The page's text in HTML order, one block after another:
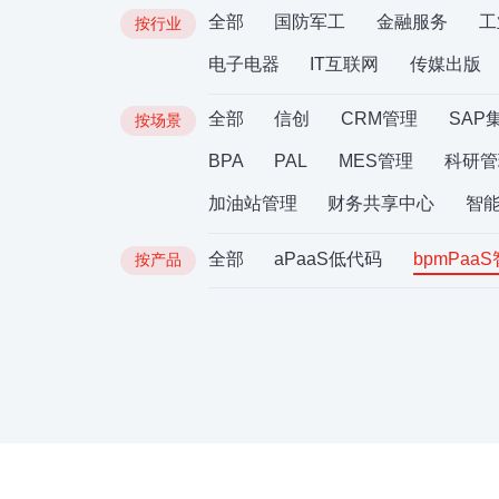
按行业 全部 国防军工 金融服务
电子电器 IT互联网 传媒出版
按场景 全部 信创 CRM管理 SAP
BPA PAL MES管理 科研
加油站管理 财务共享中心 智
按产品 全部 aPaaS低代码 bpmPaaS